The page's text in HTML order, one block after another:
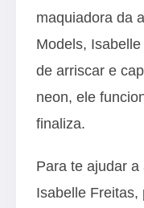
maquiadora da
Models,
de arriscar e
neon, ele
finaliza.
Para te ajudar
Isabelle Freitas,